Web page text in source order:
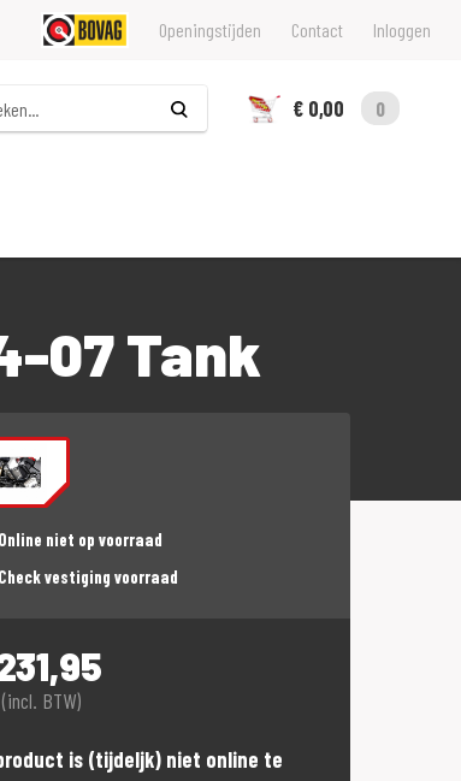
Openingstijden Contact Inloggen
€ 0,00
0
07 Tank
Online niet op voorraad
Check vestiging voorraad
BTW)
is (tijdeljk) niet online te